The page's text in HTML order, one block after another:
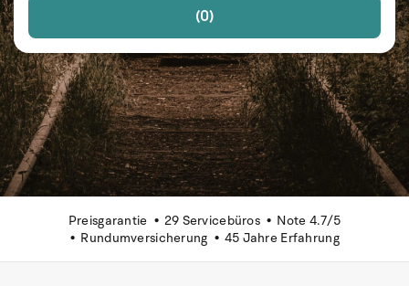
(0)
Preisgarantie 29 Servicebüros
Note 4.7/5
Rundumversicherung
45 Jahre Erfahrung